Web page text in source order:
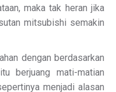
maka tak heran jika
mitsubishi semakin
dengan berdasarkan
berjuang mati-matian
menjadi alasan